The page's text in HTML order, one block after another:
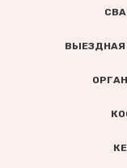
ВЫЕЗДНАЯ